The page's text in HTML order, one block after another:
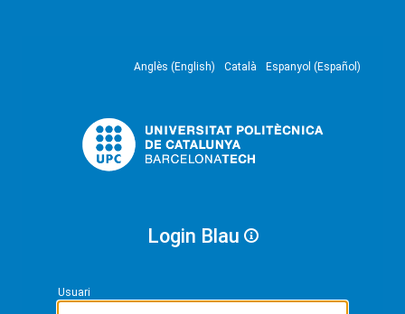
Anglès (English) Català Espanyol (Español)
Login Blau
Usuari